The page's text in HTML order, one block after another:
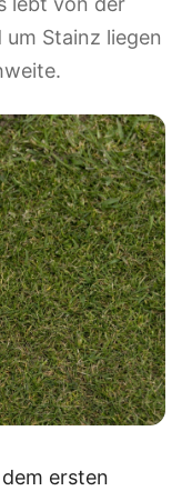
Stainz liegen
ersten